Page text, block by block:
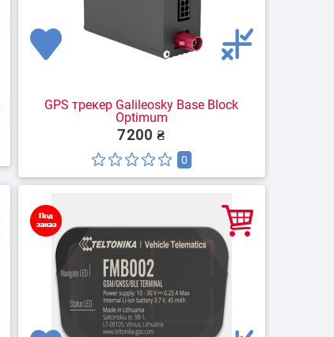
GPS трекер Galileosky Base Block
Optimum
7200 ₴
0